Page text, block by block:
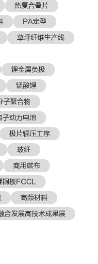
热复合叠片
PA定型
草坪纤维生产线
锂金属负极
锰酸锂
子聚合物
子动力电池
极片辊压工序
玻纤
商用碳布
铜板FCCL
高频材料
合发展高技术成果展